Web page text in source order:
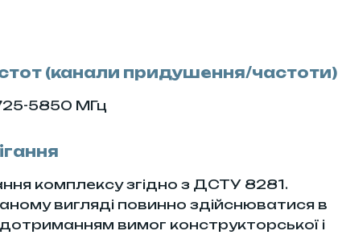
(канали придушення/частоти)
5850 МГц
комплексу згідно з ДСТУ 8281.
вигляді повинно здійснюватися в
вимог конструкторської і